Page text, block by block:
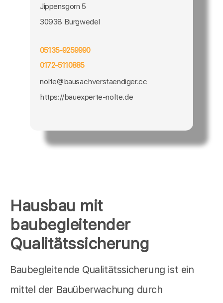
Hausbau mit
baubegleitender
Qualitätssicherung
Baubegleitende Qualitätssicherung ist ein
mittel der Bauüberwachung durch
Jippensgorn 5
30938 Burgwedel
05135-9259990
0172-5110885
nolte@bausachverstaendiger.cc
https://bauexperte-nolte.de